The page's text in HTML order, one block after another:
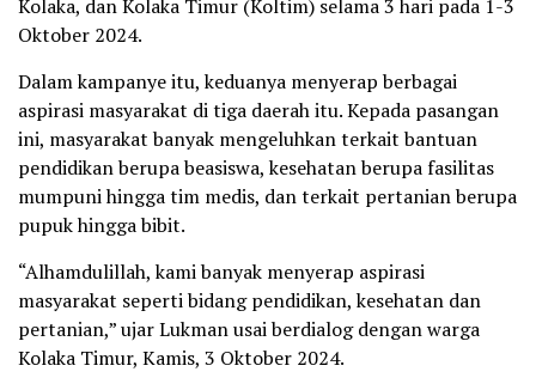
Kolaka, dan Kolaka Timur (Koltim) selama 3 hari pada 1-3
Oktober 2024.
Dalam kampanye itu, keduanya menyerap berbagai
aspirasi masyarakat di tiga daerah itu. Kepada pasangan
ini, masyarakat banyak mengeluhkan terkait bantuan
pendidikan berupa beasiswa, kesehatan berupa fasilitas
mumpuni hingga tim medis, dan terkait pertanian berupa
pupuk hingga bibit.
“Alhamdulillah, kami banyak menyerap aspirasi
masyarakat seperti bidang pendidikan, kesehatan dan
pertanian,” ujar Lukman usai berdialog dengan warga
Kolaka Timur, Kamis, 3 Oktober 2024.